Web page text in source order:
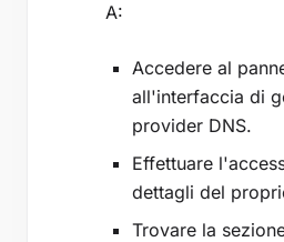
A:
Accedere al
all'interfaccia di
provider DNS.
Effettuare
dettagli del
Trovare la